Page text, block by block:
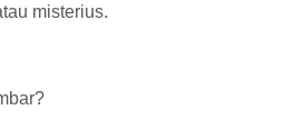
misterius.